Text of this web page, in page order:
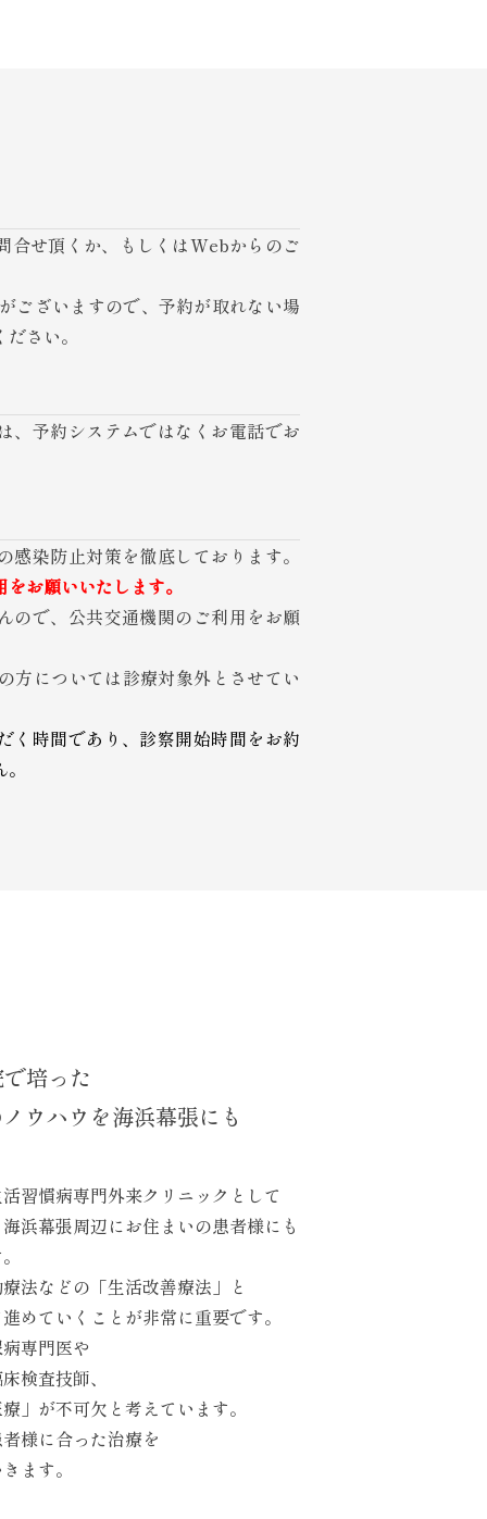
合せ頂くか、もしくはWebからのご
ございますので、予約が取れない場
さい。
、予約システムではなくお電話でお
感染防止対策を徹底しております。
お願いいたします。
ので、公共交通機関のご利用をお願
方については診療対象外とさせてい
く時間であり、診察開始時間をお約
培った
ノウハウを海浜幕張にも
習慣病専門外来クリニックとして
浜幕張周辺にお住まいの患者様にも
法などの「生活改善療法」と
めていくことが非常に重要です。
専門医や
検査技師、
」が不可欠と考えています。
様に合った治療を
ます。